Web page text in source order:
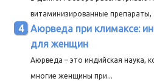
витаминизированные препараты,
Аюрведа при климаксе:
для женщин
Аюрведа – это индийская наука,
многие женщины при...